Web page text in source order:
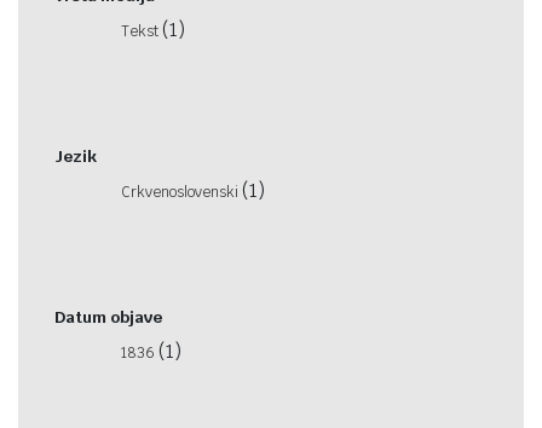
Tekst(1)
Jezik
Crkvenoslovenski (1)
Datum objave
1836 (1)